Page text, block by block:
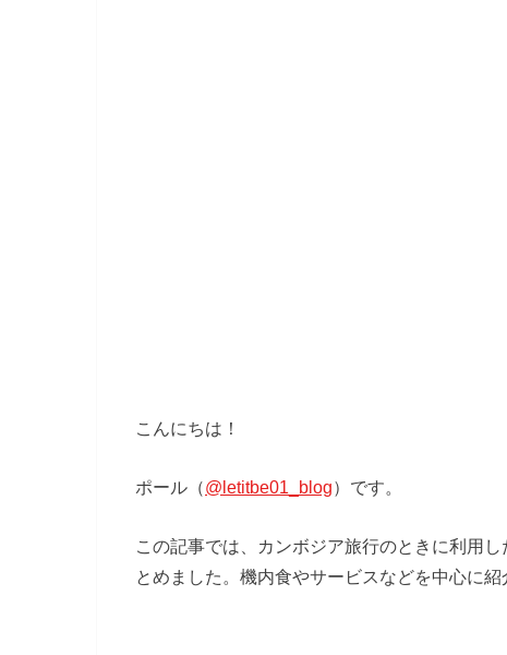
こんにちは！
ポール（@letitbe01_blog）です。
この記事では、カンボジア旅行のときに利用
とめました。機内食やサービスなどを中心に紹